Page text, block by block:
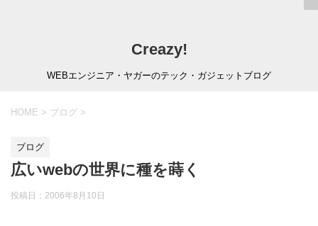
Creazy!
WEBエンジニア・ヤガーのテック・ガジェットブログ
HOME > ブログ >
ブログ
広いwebの世界に種を蒔く
投稿日： 2006年8月10日